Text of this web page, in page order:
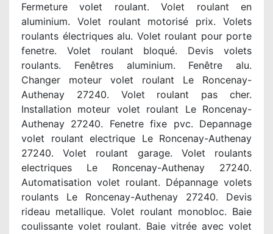
Fermeture volet roulant. Volet roulant en
aluminium. Volet roulant motorisé prix. Volets
roulants électriques alu. Volet roulant pour porte
fenetre. Volet roulant bloqué. Devis volets
roulants. Fenêtres aluminium. Fenêtre alu.
Changer moteur volet roulant Le Roncenay-
Authenay 27240. Volet roulant pas cher.
Installation moteur volet roulant Le Roncenay-
Authenay 27240. Fenetre fixe pvc. Depannage
volet roulant electrique Le Roncenay-Authenay
27240. Volet roulant garage. Volet roulants
electriques Le Roncenay-Authenay 27240.
Automatisation volet roulant. Dépannage volets
roulants Le Roncenay-Authenay 27240. Devis
rideau metallique. Volet roulant monobloc. Baie
coulissante volet roulant. Baie vitrée avec volet